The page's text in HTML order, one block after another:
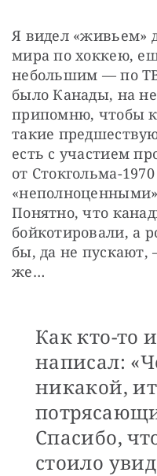
Я видел «живьем»
мира по хоккею,
небольшим — по
было Канады, на
припомню, чтобы
такие
есть с участием
от Стокгольма-
Понятно, что
бойкотировали, а
бы, да не пускают,
же…
Как кто-то
написал:
никакой,
Спасибо,
стоило